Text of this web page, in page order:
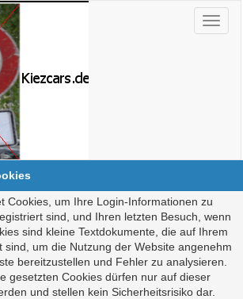
Cookies, um Ihre Login-Informationen zu
sind, und Ihren letzten Besuch, wenn
sind kleine Textdokumente, die auf Ihrem
sind, um die Nutzung der Website angenehm
bereitzustellen und Fehler zu analysieren.
gesetzten Cookies dürfen nur auf dieser
und stellen kein Sicherheitsrisiko dar.